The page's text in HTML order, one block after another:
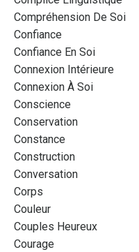
Compréhension De Soi
Confiance
Confiance En Soi
Connexion Intérieure
Connexion À Soi
Conscience
Conservation
Constance
Construction
Conversation
Corps
Couleur
Couples Heureux
Courage